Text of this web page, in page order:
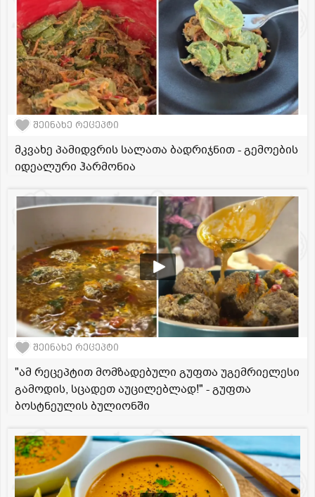
შეინახე რეცეპტი
მკვახე პამიდვრის სალათა ბადრიჯნით - გემოების
იდეალური ჰარმონია
შეინახე რეცეპტი
"ამ რეცეპტით მომზადებული გუფთა უგემრიელესი
გამოდის, სცადეთ აუცილებლად!" - გუფთა
ბოსტნეულის ბულიონში